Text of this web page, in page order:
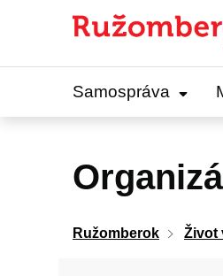
Samospráva
Ružomberok Život